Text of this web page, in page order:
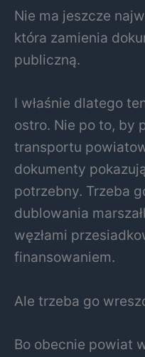
Nie ma jeszcze
która zamienia
publiczną.
I właśnie dlatego
ostro. Nie po to, by
transportu
dokumenty
potrzebny. Trzeba
dublowania
węzłami
finansowaniem.
Ale trzeba go
Bo obecnie powiat